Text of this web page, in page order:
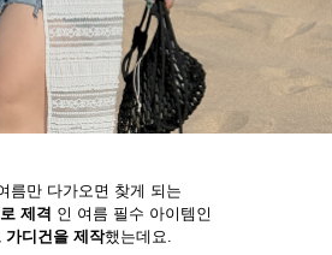
름만 다가오면 찾게 되는
제격 인 여름 필수 아이템인
가디건을 제작했는데요.